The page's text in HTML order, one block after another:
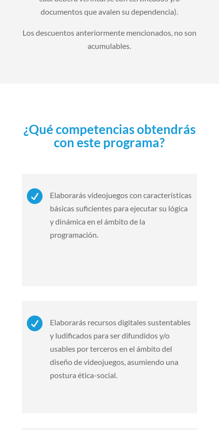
documentos que avalen su dependencia).
Los descuentos anteriormente mencionados, no son
acumulables.
¿Qué competencias obtendrás
con este programa?

Elaborarás videojuegos con características
básicas suficientes para ejecutar su lógica
y dinámica en el ámbito de la
programación.

Elaborarás recursos digitales sustentables
y ludificados para ser difundidos y/o
usables por terceros en el ámbito del
diseño de videojuegos, asumiendo una
postura ética-social.